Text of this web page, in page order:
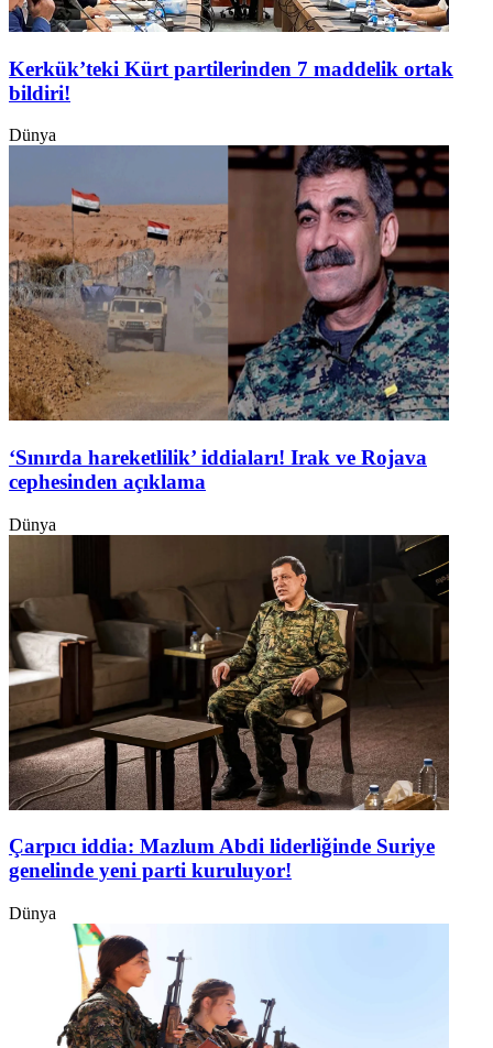
Kerkük’teki Kürt partilerinden 7 maddelik ortak
bildiri!
Dünya
‘Sınırda hareketlilik’ iddiaları! Irak ve Rojava
cephesinden açıklama
Dünya
Çarpıcı iddia: Mazlum Abdi liderliğinde Suriye
genelinde yeni parti kuruluyor!
Dünya